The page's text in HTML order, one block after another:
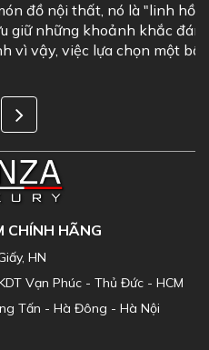
nội thất, nó là "linh hồn"
những khoảnh khắc đáng
vậy, việc lựa chọn một bộ
CHÍNH HÃNG
HN
Vạn Phúc - Thủ Đức - HCM
Tấn - Hà Đông - Hà Nội